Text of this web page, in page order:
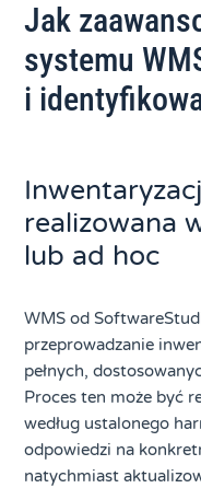
Jak
systemu
i
realizowana
lub ad hoc
WMS od
przeprowadzanie
pełnych,
Proces ten może być
według ustalonego
odpowiedzi na
natychmiast